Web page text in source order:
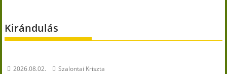
Kirándulás
2026.08.02. Szalontai Kriszta